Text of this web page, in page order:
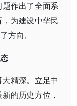
作出了全面系
为建设中华民
方向。
精深。立足中
的历史方位，